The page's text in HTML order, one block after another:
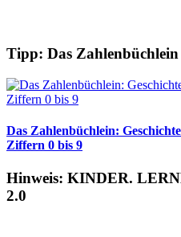
Tipp: Das Zahlenbüchlein
Das Zahlenbüchlein:
Ziffern 0 bis 9
Hinweis: KINDER.
2.0